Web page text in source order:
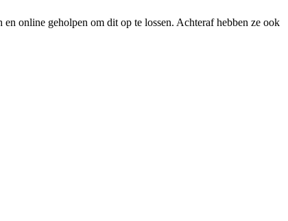
online geholpen om dit op te lossen. Achteraf hebben ze ook